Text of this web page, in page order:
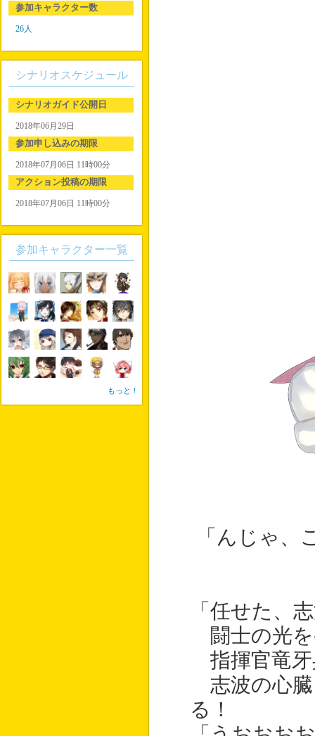
「んじゃ
「任せた、
闘士の光を
指揮官竜牙
志波の心臓
る！
参加キャラクター数
26人
シナリオスケジュール
シナリオガイド公開日
2018年06月29日
参加申し込みの期限
2018年07月06日 11時00分
アクション投稿の期限
2018年07月06日 11時00分
参加キャラクター一覧
もっと！